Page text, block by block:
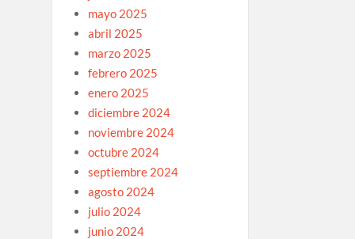
mayo 2025
abril 2025
marzo 2025
febrero 2025
enero 2025
diciembre 2024
noviembre 2024
octubre 2024
septiembre 2024
agosto 2024
julio 2024
junio 2024